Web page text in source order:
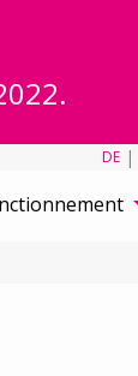
DE |